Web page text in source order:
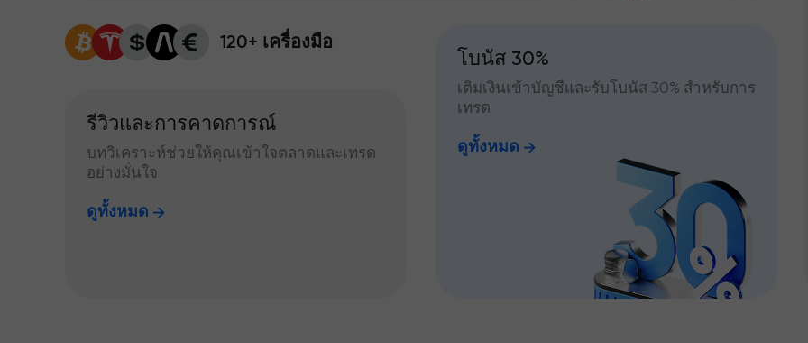
120+ เครื่องมือ
รีวิวและการคาดการณ์
บทวิเคราะห์ช่วยให้คุณเข้าใจตลาดและเทรด
อย่างมั่นใจ
ดูทั้งหมด
โบนัส 30%
เติมเงินเข้าบัญชีและรับโบนัส 30% สำหรับการ
เทรด
ดูทั้งหมด